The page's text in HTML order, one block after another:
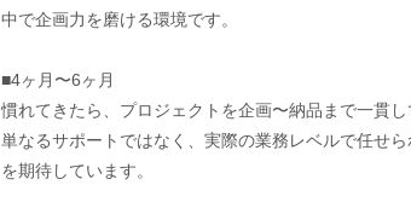
中で企画力を磨ける環境です。
■4ヶ月〜6ヶ月
慣れてきたら、プロジェクトを企画〜納品まで一貫し
単なるサポートではなく、実際の業務レベルで任せ
を期待しています。